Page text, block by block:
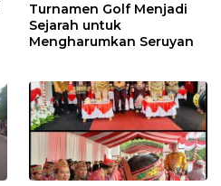
Turnamen Golf Menjadi
Sejarah untuk
Mengharumkan Seruyan